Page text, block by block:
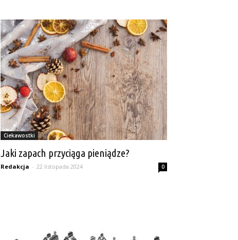
Ciekawostki
Jaki zapach przyciąga pieniądze?
Redakcja - 22 listopada 2024 0